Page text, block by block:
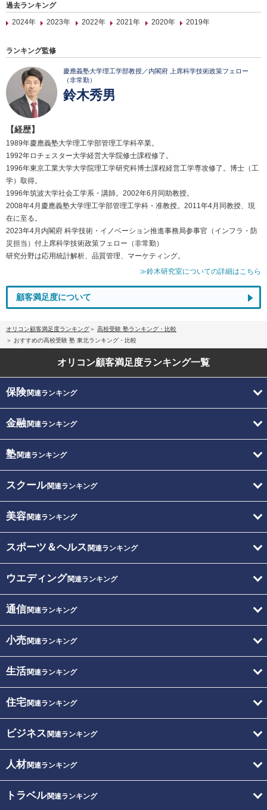
過去ランキング
2024年
2023年 2022年 2021年 2020年 2019年
ランキング監修
慶應義塾大学理工学部教授／内閣府 上席科学技術政策フェロー
（非常勤）
鈴木秀男
【経歴】
1989年慶應義塾大学理工学部管理工学科卒業。
1992年ロチェスター大学経営大学院修士課程修了。
1996年東京工業大学大学院理工学研究科博士課程経営工学専攻修了。博士（工
学）取得。
1996年筑波大学社会工学系・講師。2002年6月同助教授。
2008年4月慶應義塾大学理工学部管理工学科・准教授。2011年4月同教授、現
在に至る。
2023年4月内閣府 科学技術・イノベーション推進事務局参事官（インフラ・防
災担当）付上席科学技術政策フェロー（非常勤）
研究分野は応用統計解析、品質管理、マーケティング。
≫鈴木研究室についての詳細はこちら
顧客満足度について
オリコン顧客満足度ランキング
高校受験 塾ランキング・比較
おすすめの高校受験 塾 東北ランキング・比較
オリコン顧客満足度ランキング一覧
保険関連ランキング
金融関連ランキング
塾関連ランキング
スクール関連ランキング
美容関連ランキング
スポーツ＆ヘルス 関連ランキング
ウエディング関連ランキング
通信関連ランキング
小売関連ランキング
生活関連ランキング
住宅関連ランキング
ビジネス 関連ランキング
人材関連ランキング
トラベル関連ランキング